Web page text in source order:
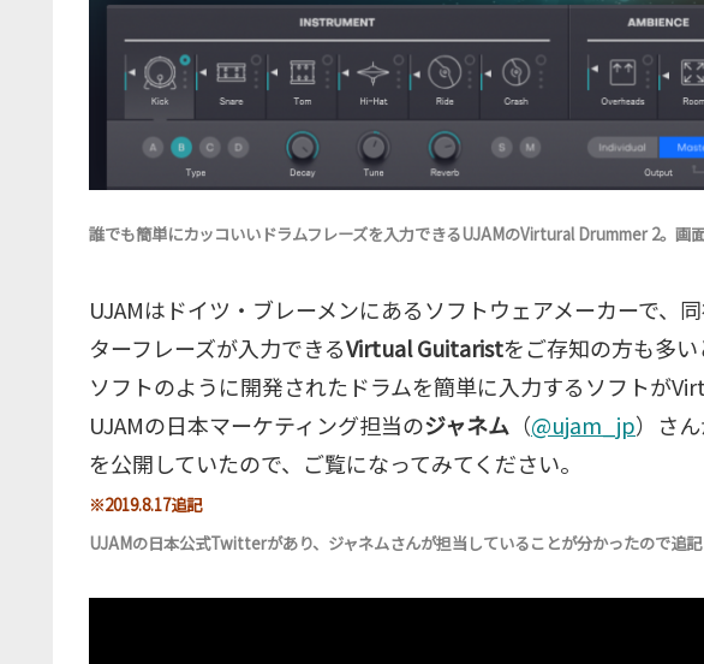
誰でも簡単にカッコいいドラムフレーズを入力できるUJAMのVirtural Drummer 2。画
UJAMはドイツ・ブレーメンにあるソフトウェアメーカーで、
ターフレーズが入力できるVirtual Guitaristをご存知の方も多
ソフトのように開発されたドラムを簡単に入力するソフトが
UJAMの日本マーケティング担当のジャネム （@ujam_jp）さ
を公開していたので、ご覧になってみてください。
※2019.8.17追記
UJAMの日本公式Twitterがあり、ジャネムさんが担当していることが分かったので追記